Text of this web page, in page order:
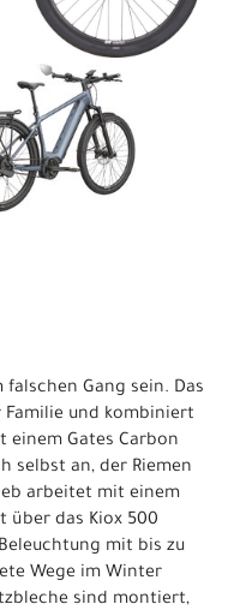
Gang sein. Das
Familie und kombiniert
einem Gates Carbon
selbst an, der Riemen
arbeitet mit einem
über das Kiox 500
mit bis zu
Wege im Winter
sind montiert,